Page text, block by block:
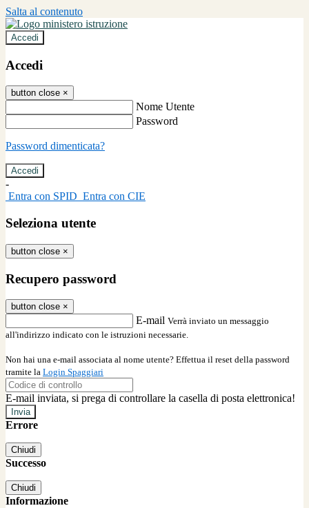
Salta al contenuto
Accedi
Accedi
button close ×
Nome Utente
Password
Password dimenticata?
-
Entra con SPID Entra con CIE
Seleziona utente
button close ×
Recupero password
button close ×
E-mail Verrà inviato un messaggio
all'indirizzo indicato con le istruzioni necessarie.
Non hai una e-mail associata al nome utente? Effettua il reset della password
tramite la Login Spaggiari
E-mail inviata, si prega di controllare la casella di posta elettronica!
Errore
Chiudi
Successo
Chiudi
Informazione